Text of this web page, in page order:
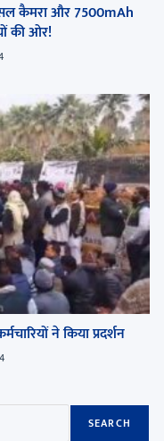
कैमरा और 7500mAh
की ओर!
ने किया प्रदर्शन
SEARCH